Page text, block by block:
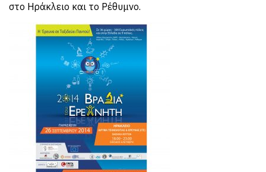
στο Ηράκλειο και το Ρέθυμνο.